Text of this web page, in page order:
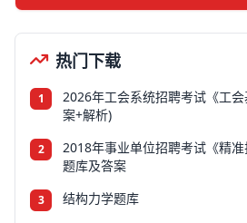
热门下载
1
2026年工会系统招聘考试《工
案+解析)
2
2018年事业单位招聘考试《精
题库及答案
3 结构力学题库